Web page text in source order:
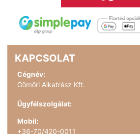
KAPCSOLAT
Cégnév:
Gömöri Alkatrész Kft.
Ügyfélszolgálat:
Mobil:
+36-70/420-0011